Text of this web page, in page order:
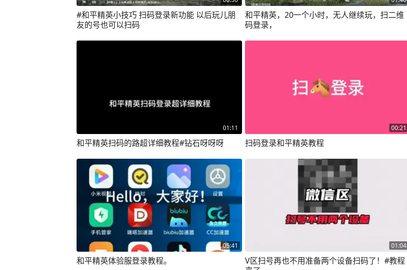
#和平精英小技巧 扫码登录新功能 以后玩儿朋
友的号也可以扫码
和平精英，20一个小时，无人继续玩，扫二维
码登录，
01:11
和平精英扫码的路超详细教程#钻石呀呀呀
00:21
扫码登录和平精英教程
05:41
和平精英体验服登录教程。
01:04
V区扫号再也不用准备两个设备扫码了！#教程